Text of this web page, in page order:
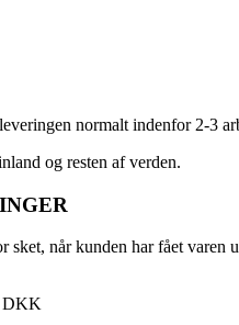
normalt indenfor 2-3
og resten af verden.
sket, når kunden har fået
DKK